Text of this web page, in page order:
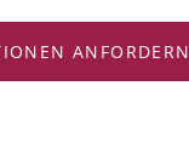
ANFORDERN